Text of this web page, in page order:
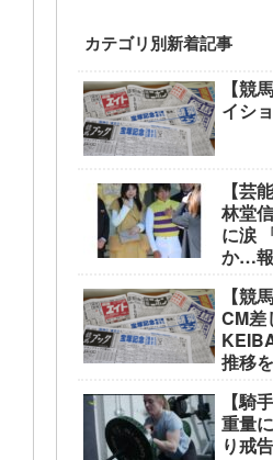
カテゴリ別新着記事
【競
イシ
【芸
林堂
に涙
か…
【競
CM
推移
【騎
重量
り戒